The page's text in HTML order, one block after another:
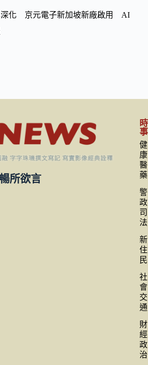
深化 京元電子新加坡新廠啟用 AI
所欲言
時
事
健
康
醫
藥
警
政
司
法
新
住
民
社
會
交
通
財
經
政
治